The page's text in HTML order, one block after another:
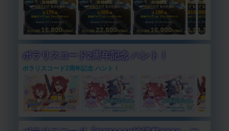
ポラリスコード2周年記念 ハント！
ポラリスコード2周年記念 ハント！